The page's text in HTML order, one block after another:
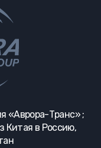
«Аврора-Транс» ;
Китая в Россию,